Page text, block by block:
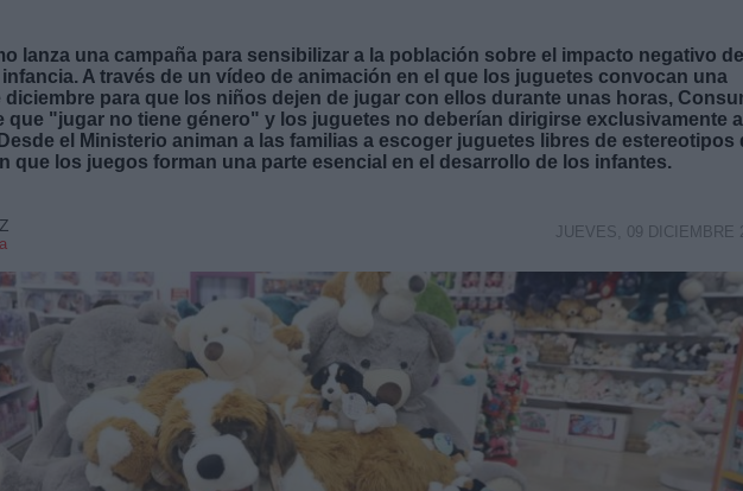
lanza una campaña para sensibilizar a la población sobre el impacto negativo
A través de un vídeo de animación en el que los juguetes convocan una
diciembre para que los niños dejen de jugar con ellos durante unas horas,
que "jugar no tiene género" y los juguetes no deberían dirigirse exclusivamente a
el Ministerio animan a las familias a escoger juguetes libres de estereotipos
que los juegos forman una parte esencial en el desarrollo de los infantes.
JUEVES, 09 DICIEMBRE